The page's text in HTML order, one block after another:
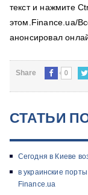
текст и нажмите
этом.Finance.ua/
анонсировал
Share 0
СТАТЬИ
Сегодня в Киеве
в украинские
Finance.ua